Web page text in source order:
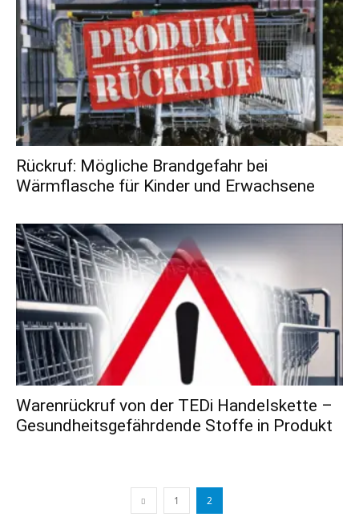
Rückruf: Mögliche Brandgefahr bei
Wärmflasche für Kinder und Erwachsene
Warenrückruf von der TEDi Handelskette –
Gesundheitsgefährdende Stoffe in Produkt
1 2